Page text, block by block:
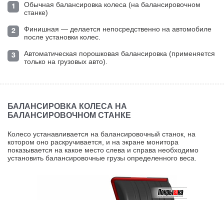
Обычная балансировка колеса (на балансировочном
станке)
Финишная — делается непосредственно на автомобиле
после установки колес.
Автоматическая порошковая балансировка (применяется
только на грузовых авто).
БАЛАНСИРОВКА КОЛЕСА НА
БАЛАНСИРОВОЧНОМ СТАНКЕ
Колесо устанавливается на балансировочный станок, на
котором оно раскручивается, и на экране монитора
показывается на какое место слева и справа необходимо
установить балансировочные грузы определенного веса.